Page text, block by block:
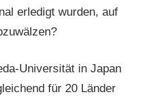
erledigt wurden, auf
Universität in Japan
für 20 Länder